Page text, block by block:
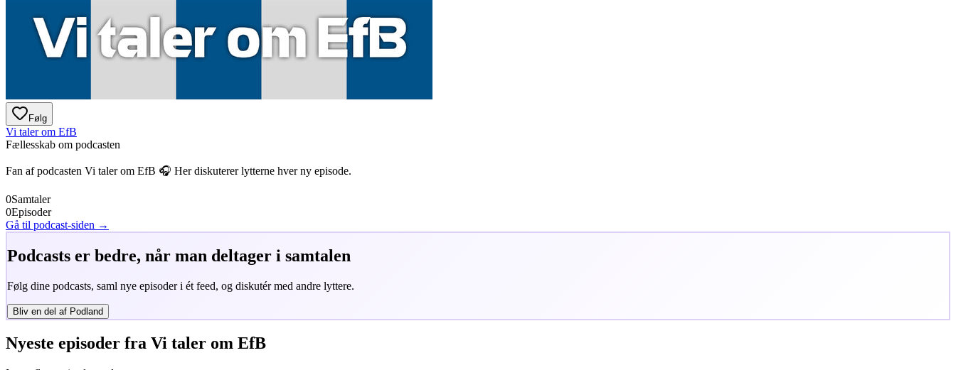
Følg
Vi taler om EfB
Fællesskab om podcasten
Fan af podcasten Vi taler om EfB 🎧 Her diskuterer lytterne hver ny episode.
0Samtaler
0Episoder
Gå til podcast-siden →
Podcasts er bedre, når man deltager i samtalen
Følg dine podcasts, saml nye episoder i ét feed, og diskutér med andre lyttere.
Bliv en del af Podland
Nyeste episoder fra Vi taler om EfB